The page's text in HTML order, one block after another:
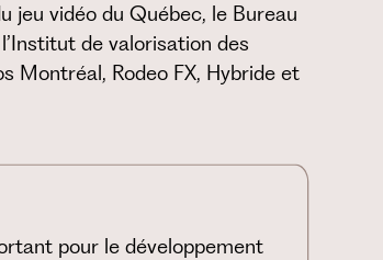
jeu vidéo du Québec, le Bureau
de valorisation des
Montréal, Rodeo FX, Hybride et
pour le développement